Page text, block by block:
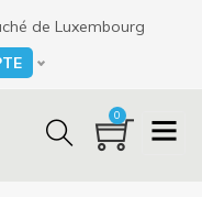
de Luxembourg
0